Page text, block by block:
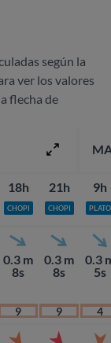
según la
ver los valores
flecha de
18h
CHOPI
0.3 m
8s
9
21h
CHOPI
0.3 m
8s
9
9h
PLATO
0.3
5s
4